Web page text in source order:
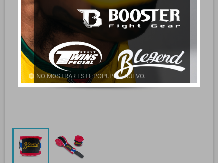
NO MOSTRAR ESTE POPUP DE NUEVO.